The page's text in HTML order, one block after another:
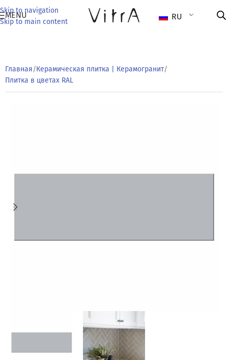
Skip to navigation
Skip to main content
MENU RU
Главная/Керамическая плитка | Керамогранит/
Плитка в цветах RAL